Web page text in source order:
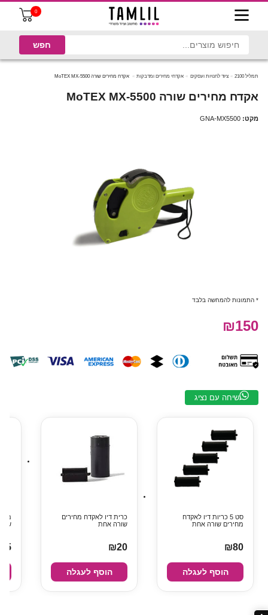
0
תמליל 2100 ציוד לחנויות ועסקים אקדחי מחירים ומדבקות אקדח מחירים שורה MoTEX MX-5500
אקדח מחירים שורה MoTEX MX-5500
מקט: GNA-MX5500
* התמונות להמחשה בלבד
₪150
שיחה עם נציג
סט 5 כריות דיו לאקדח
מחירים שורה אחת
₪80
הוסף לעגלה
כרית דיו לאקדח מחירים
שורה אחת
₪20
הוסף לעגלה
שורה (10